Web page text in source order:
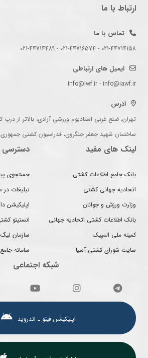
ارتباط با ما
تماس با ما
021-44714158 - 021-44716574 - 021-44714489
ایمیل های ارتباطی
info@iwf.ir - info@iawf.ir
آدرس
تهران، ضلع غربی استادیوم ورزشی آزادی، بالاتر از
ساختمان شهید جعفر جنگروی، فدراسیون کشتی جمهوری
لینک های مفید
بانک جامع اطلاعات کشتی
اتحادیه جهانی کشتی
وزارت ورزش و جوانان
بانک اطلاعات کشتی اتحادیه جهانی
کمیته ملی المپیک
سایت شورای کشتی آسیا
دسترسی
جستجوی
تبلیغات
اپلیکیشن
انستیتو
سازمان لیگ
سامانه
شبکه اجتماعی
اپلیکیشن فیتو ـ اندروید